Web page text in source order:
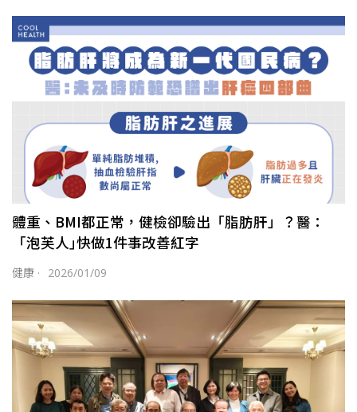
體重、BMI都正常，健檢卻驗出「脂肪肝」？醫：
「泡芙人｣快做1件事改善紅字
健康 · 2026/01/09